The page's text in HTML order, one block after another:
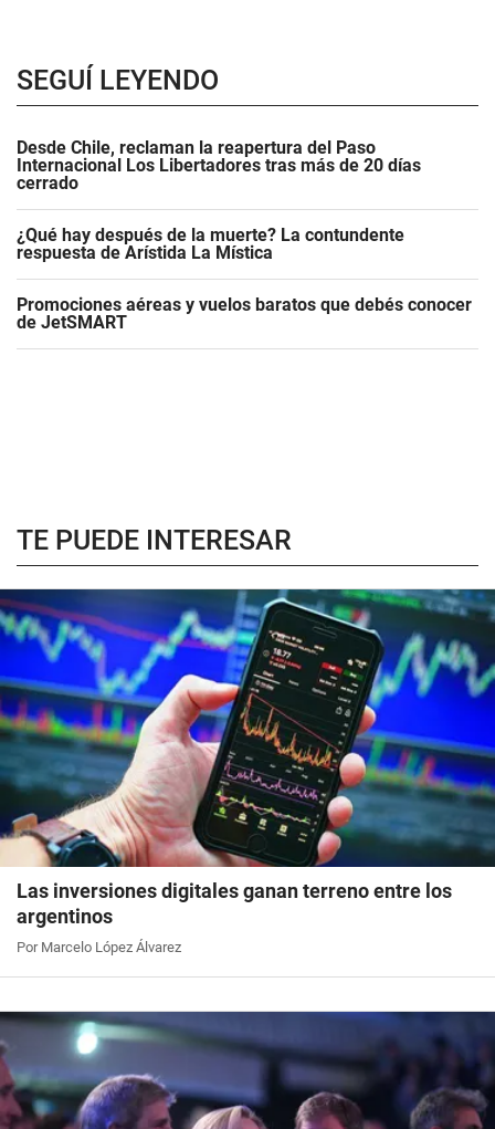
SEGUÍ LEYENDO
Desde Chile, reclaman la reapertura del Paso
Internacional Los Libertadores tras más de 20 días
cerrado
¿Qué hay después de la muerte? La contundente
respuesta de Arístida La Mística
Promociones aéreas y vuelos baratos que debés conocer
de JetSMART
TE PUEDE INTERESAR
Las inversiones digitales ganan terreno entre los
argentinos
Por Marcelo López Álvarez